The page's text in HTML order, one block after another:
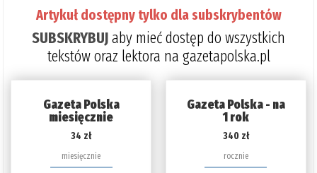
Artykuł dostępny tylko dla subskrybentów
SUBSKRYBUJaby mieć dostęp do wszystkich
tekstów oraz lektora na gazetapolska.pl
Gazeta Polska
miesięcznie
34 zł
miesięcznie
Gazeta Polska - na
1 rok
340 zł
rocznie